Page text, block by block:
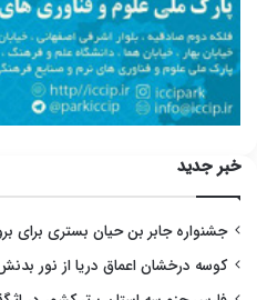
خبر جدید
جشنواره جابر بن حیان بستری
کوسه درخشان اعماق دریا از نور